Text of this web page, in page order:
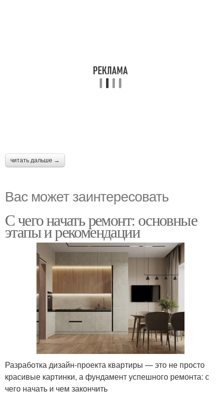
читать дальше →
Вас может заинтересовать
С чего начать ремонт: основные
этапы и рекомендации
Разработка дизайн-проекта квартиры — это не просто
красивые картинки, а фундамент успешного ремонта: с
чего начать и чем закончить